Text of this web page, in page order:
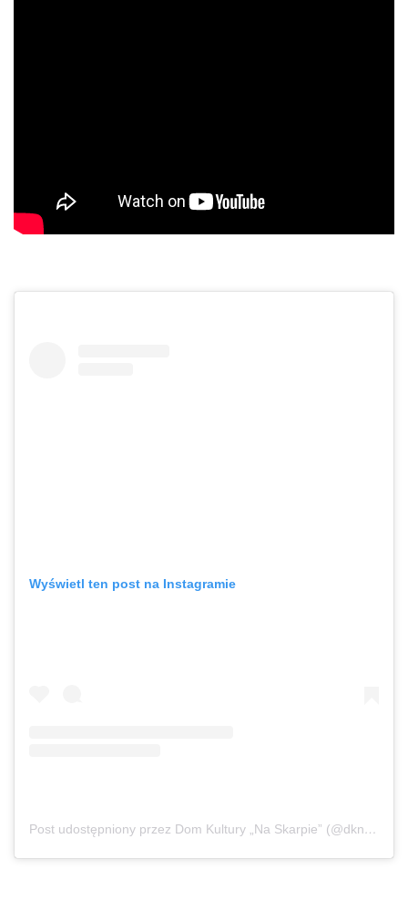
Wyświetl ten post na Instagramie
Post udostępniony przez Dom Kultury „Na Skarpie” (@dknaskarpie)